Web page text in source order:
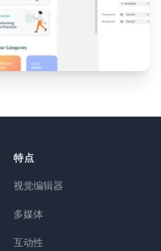
特点
视觉编辑器
多媒体
互动性